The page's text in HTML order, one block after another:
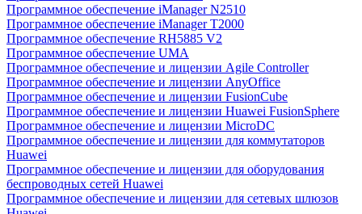
Программное обеспечение iManager N2510
Программное обеспечение iManager T2000
Программное обеспечение RH5885 V2
Программное обеспечение UMA
Программное обеспечение и лицензии Agile Controller
Программное обеспечение и лицензии AnyOffice
Программное обеспечение и лицензии FusionCube
Программное обеспечение и лицензии Huawei FusionSphere
Программное обеспечение и лицензии MicroDC
Программное обеспечение и лицензии для коммутаторов
Huawei
Программное обеспечение и лицензии для оборудования
беспроводных сетей Huawei
Программное обеспечение и лицензии для сетевых шлюзов